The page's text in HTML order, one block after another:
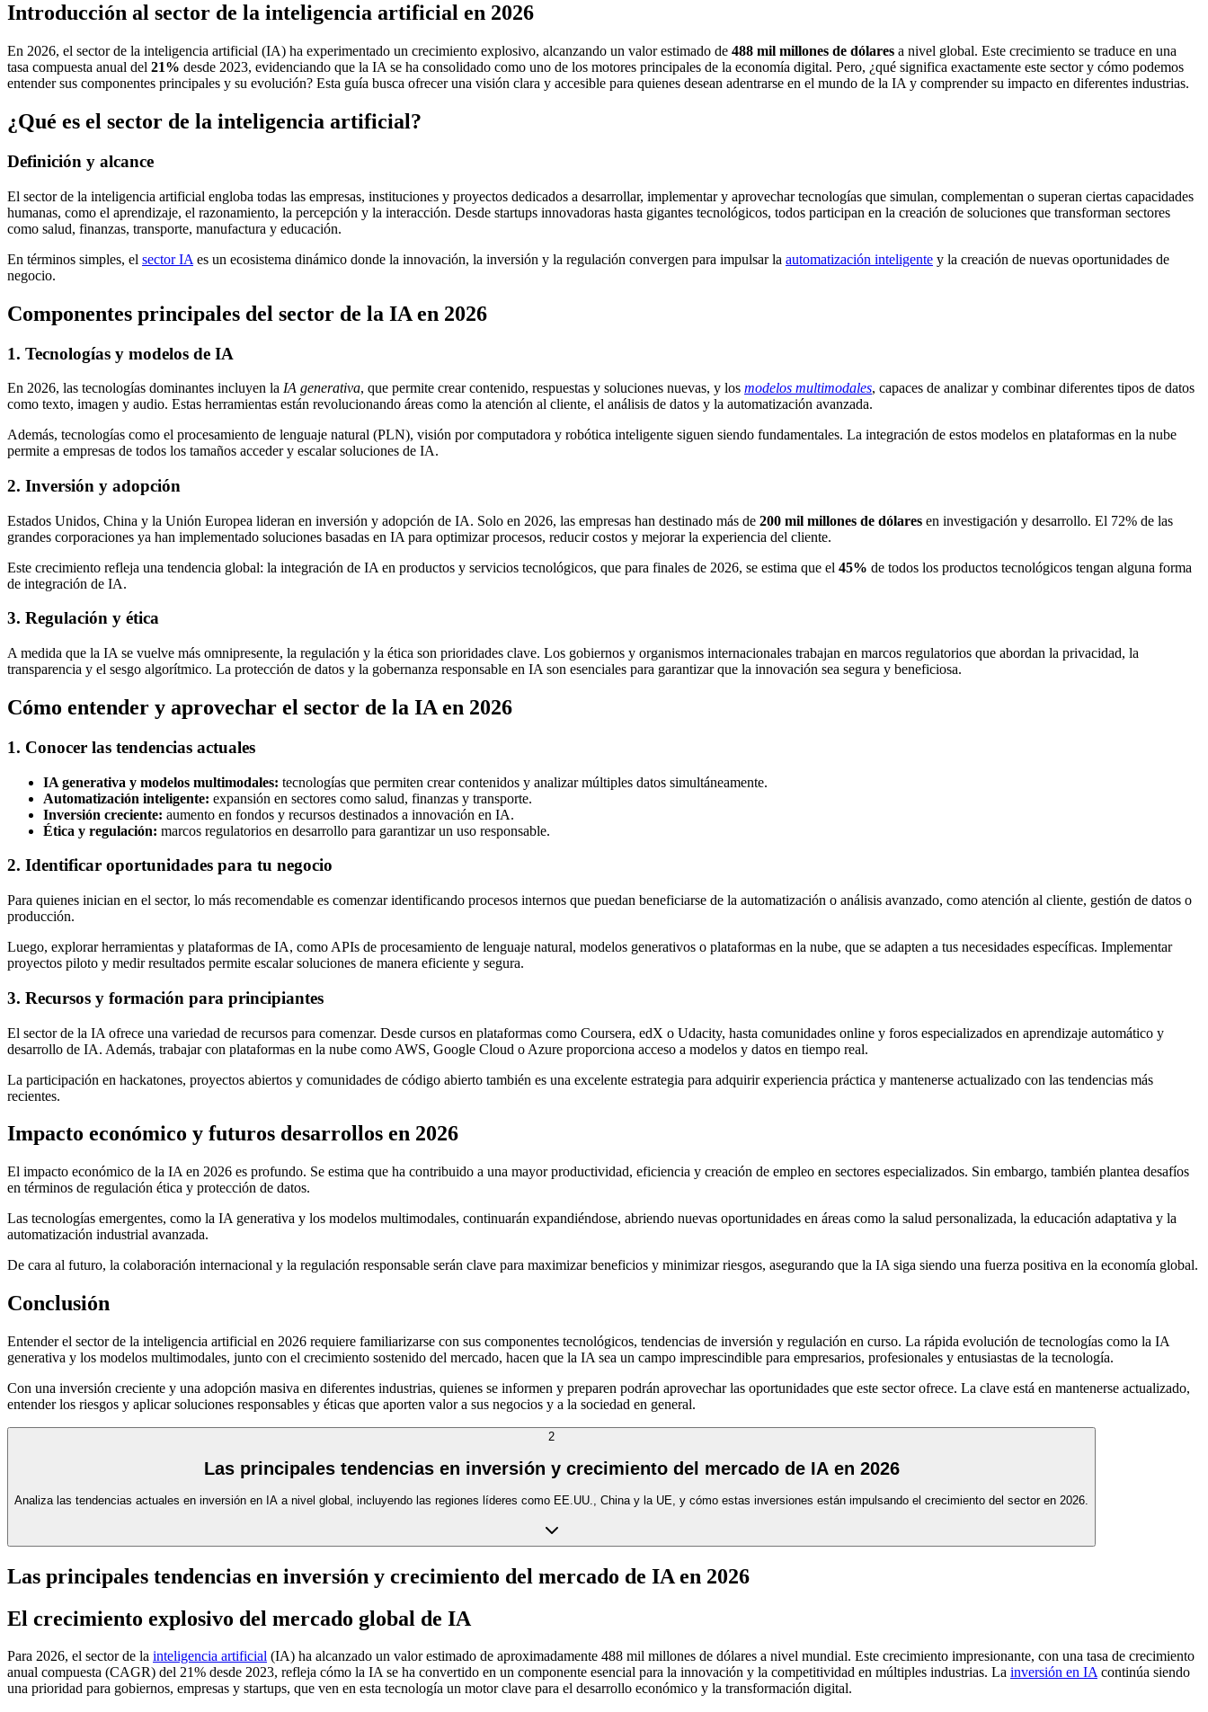
Introducción al sector de la inteligencia artificial en 2026
En 2026, el sector de la inteligencia artificial (IA) ha experimentado un crecimiento explosivo, alcanzando un valor estimado de 488 mil millones de dólares a nivel global. Este crecimiento se traduce en una
tasa compuesta anual del 21% desde 2023, evidenciando que la IA se ha consolidado como uno de los motores principales de la economía digital. Pero, ¿qué significa exactamente este sector y cómo podemos
entender sus componentes principales y su evolución? Esta guía busca ofrecer una visión clara y accesible para quienes desean adentrarse en el mundo de la IA y comprender su impacto en diferentes industrias.
¿Qué es el sector de la inteligencia artificial?
Definición y alcance
El sector de la inteligencia artificial engloba todas las empresas, instituciones y proyectos dedicados a desarrollar, implementar y aprovechar tecnologías que simulan, complementan o superan ciertas capacidades
humanas, como el aprendizaje, el razonamiento, la percepción y la interacción. Desde startups innovadoras hasta gigantes tecnológicos, todos participan en la creación de soluciones que transforman sectores
como salud, finanzas, transporte, manufactura y educación.
En términos simples, el sector IA es un ecosistema dinámico donde la innovación, la inversión y la regulación convergen para impulsar la automatización inteligente y la creación de nuevas oportunidades de
negocio.
Componentes principales del sector de la IA en 2026
1. Tecnologías y modelos de IA
En 2026, las tecnologías dominantes incluyen la IA generativa, que permite crear contenido, respuestas y soluciones nuevas, y los modelos multimodales, capaces de analizar y combinar diferentes tipos de datos
como texto, imagen y audio. Estas herramientas están revolucionando áreas como la atención al cliente, el análisis de datos y la automatización avanzada.
Además, tecnologías como el procesamiento de lenguaje natural (PLN), visión por computadora y robótica inteligente siguen siendo fundamentales. La integración de estos modelos en plataformas en la nube
permite a empresas de todos los tamaños acceder y escalar soluciones de IA.
2. Inversión y adopción
Estados Unidos, China y la Unión Europea lideran en inversión y adopción de IA. Solo en 2026, las empresas han destinado más de 200 mil millones de dólares en investigación y desarrollo. El 72% de las
grandes corporaciones ya han implementado soluciones basadas en IA para optimizar procesos, reducir costos y mejorar la experiencia del cliente.
Este crecimiento refleja una tendencia global: la integración de IA en productos y servicios tecnológicos, que para finales de 2026, se estima que el 45% de todos los productos tecnológicos tengan alguna forma
de integración de IA.
3. Regulación y ética
A medida que la IA se vuelve más omnipresente, la regulación y la ética son prioridades clave. Los gobiernos y organismos internacionales trabajan en marcos regulatorios que abordan la privacidad, la
transparencia y el sesgo algorítmico. La protección de datos y la gobernanza responsable en IA son esenciales para garantizar que la innovación sea segura y beneficiosa.
Cómo entender y aprovechar el sector de la IA en 2026
1. Conocer las tendencias actuales
IA generativa y modelos multimodales: tecnologías que permiten crear contenidos y analizar múltiples datos simultáneamente.
Automatización inteligente: expansión en sectores como salud, finanzas y transporte.
Inversión creciente: aumento en fondos y recursos destinados a innovación en IA.
Ética y regulación: marcos regulatorios en desarrollo para garantizar un uso responsable.
2. Identificar oportunidades para tu negocio
Para quienes inician en el sector, lo más recomendable es comenzar identificando procesos internos que puedan beneficiarse de la automatización o análisis avanzado, como atención al cliente, gestión de datos o
producción.
Luego, explorar herramientas y plataformas de IA, como APIs de procesamiento de lenguaje natural, modelos generativos o plataformas en la nube, que se adapten a tus necesidades específicas. Implementar
proyectos piloto y medir resultados permite escalar soluciones de manera eficiente y segura.
3. Recursos y formación para principiantes
El sector de la IA ofrece una variedad de recursos para comenzar. Desde cursos en plataformas como Coursera, edX o Udacity, hasta comunidades online y foros especializados en aprendizaje automático y
desarrollo de IA. Además, trabajar con plataformas en la nube como AWS, Google Cloud o Azure proporciona acceso a modelos y datos en tiempo real.
La participación en hackatones, proyectos abiertos y comunidades de código abierto también es una excelente estrategia para adquirir experiencia práctica y mantenerse actualizado con las tendencias más
recientes.
Impacto económico y futuros desarrollos en 2026
El impacto económico de la IA en 2026 es profundo. Se estima que ha contribuido a una mayor productividad, eficiencia y creación de empleo en sectores especializados. Sin embargo, también plantea desafíos
en términos de regulación ética y protección de datos.
Las tecnologías emergentes, como la IA generativa y los modelos multimodales, continuarán expandiéndose, abriendo nuevas oportunidades en áreas como la salud personalizada, la educación adaptativa y la
automatización industrial avanzada.
De cara al futuro, la colaboración internacional y la regulación responsable serán clave para maximizar beneficios y minimizar riesgos, asegurando que la IA siga siendo una fuerza positiva en la economía global.
Conclusión
Entender el sector de la inteligencia artificial en 2026 requiere familiarizarse con sus componentes tecnológicos, tendencias de inversión y regulación en curso. La rápida evolución de tecnologías como la IA
generativa y los modelos multimodales, junto con el crecimiento sostenido del mercado, hacen que la IA sea un campo imprescindible para empresarios, profesionales y entusiastas de la tecnología.
Con una inversión creciente y una adopción masiva en diferentes industrias, quienes se informen y preparen podrán aprovechar las oportunidades que este sector ofrece. La clave está en mantenerse actualizado,
entender los riesgos y aplicar soluciones responsables y éticas que aporten valor a sus negocios y a la sociedad en general.
2
Las principales tendencias en inversión y crecimiento del mercado de IA en 2026
Analiza las tendencias actuales en inversión en IA a nivel global, incluyendo las regiones líderes como EE.UU., China y la UE, y cómo estas inversiones están impulsando el crecimiento del sector en 2026.
Las principales tendencias en inversión y crecimiento del mercado de IA en 2026
El crecimiento explosivo del mercado global de IA
Para 2026, el sector de la inteligencia artificial (IA) ha alcanzado un valor estimado de aproximadamente 488 mil millones de dólares a nivel mundial. Este crecimiento impresionante, con una tasa de crecimiento
anual compuesta (CAGR) del 21% desde 2023, refleja cómo la IA se ha convertido en un componente esencial para la innovación y la competitividad en múltiples industrias. La inversión en IAcontinúa siendo
una prioridad para gobiernos, empresas y startups, que ven en esta tecnología un motor clave para el desarrollo económico y la transformación digital.